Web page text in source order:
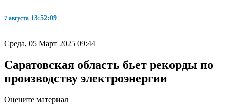
7 августа 13:52:10
Среда, 05 Март 2025 09:44
Саратовская область бьет рекорды по
производству электроэнергии
Оцените материал